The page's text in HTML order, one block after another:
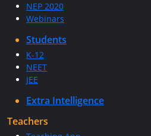
NEP 2020
Webinars
Students
K-12
NEET
JEE
Extra Intelligence
Teachers